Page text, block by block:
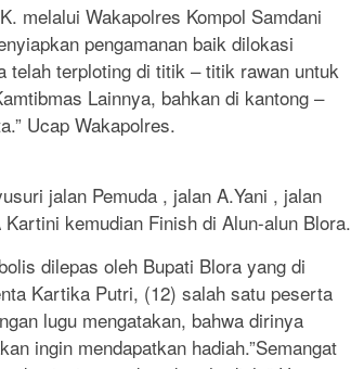
melalui Wakapolres Kompol Samdani
pengamanan baik dilokasi
telah terploting di titik – titik rawan untuk
Lainnya, bahkan di kantong –
Ucap Wakapolres.
jalan Pemuda , jalan A.Yani , jalan
kemudian Finish di Alun-alun Blora.
dilepas oleh Bupati Blora yang di
Kartika Putri, (12) salah satu peserta
lugu mengatakan, bahwa dirinya
ingin mendapatkan hadiah.”Semangat